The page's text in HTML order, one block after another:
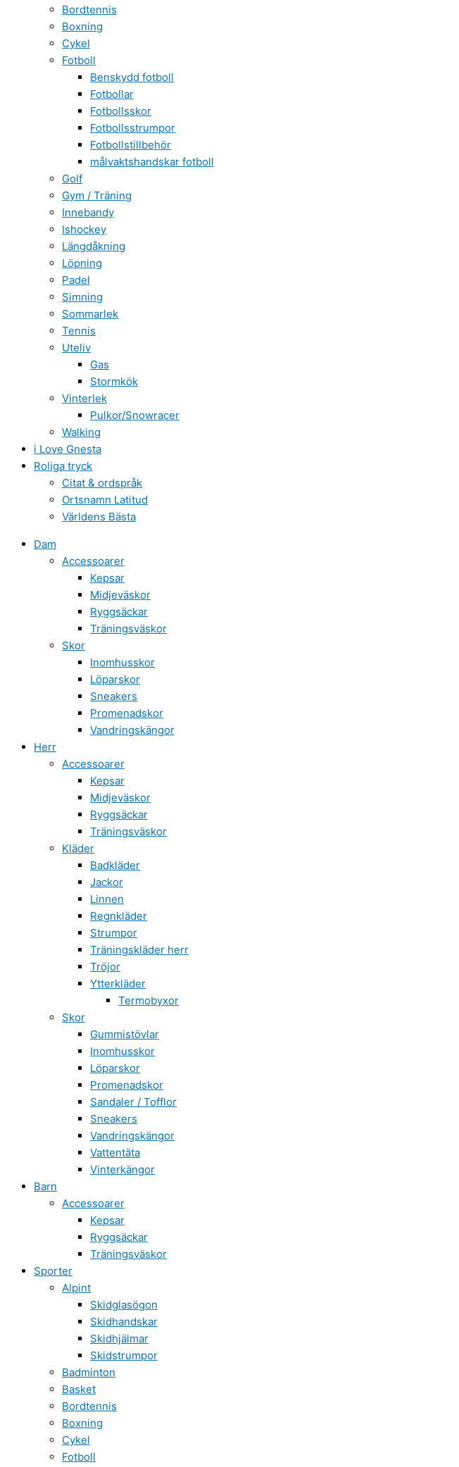
Bordtennis
Boxning
Cykel
Fotboll
Benskydd fotboll
Fotbollar
Fotbollsskor
Fotbollsstrumpor
Fotbollstillbehör
målvaktshandskar fotboll
Golf
Gym / Träning
Innebandy
Ishockey
Längdåkning
Löpning
Padel
Simning
Sommarlek
Tennis
Uteliv
Gas
Stormkök
Vinterlek
Pulkor/Snowracer
Walking
i Love Gnesta
Roliga tryck
Citat & ordspråk
Ortsnamn Latitud
Världens Bästa
Dam
Accessoarer
Kepsar
Midjeväskor
Ryggsäckar
Träningsväskor
Skor
Inomhusskor
Löparskor
Sneakers
Promenadskor
Vandringskängor
Herr
Accessoarer
Kepsar
Midjeväskor
Ryggsäckar
Träningsväskor
Kläder
Badkläder
Jackor
Linnen
Regnkläder
Strumpor
Träningskläder herr
Tröjor
Ytterkläder
Termobyxor
Skor
Gummistövlar
Inomhusskor
Löparskor
Promenadskor
Sandaler / Tofflor
Sneakers
Vandringskängor
Vattentäta
Vinterkängor
Barn
Accessoarer
Kepsar
Ryggsäckar
Träningsväskor
Sporter
Alpint
Skidglasögon
Skidhandskar
Skidhjälmar
Skidstrumpor
Badminton
Basket
Bordtennis
Boxning
Cykel
Fotboll